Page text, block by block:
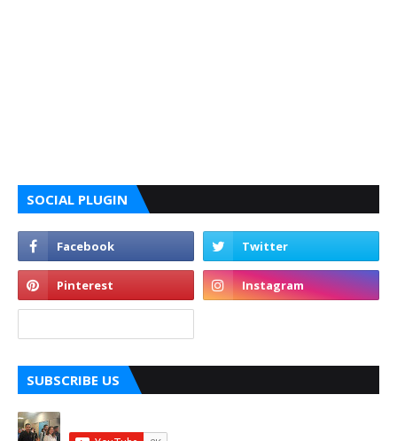
SOCIAL PLUGIN
SUBSCRIBE US